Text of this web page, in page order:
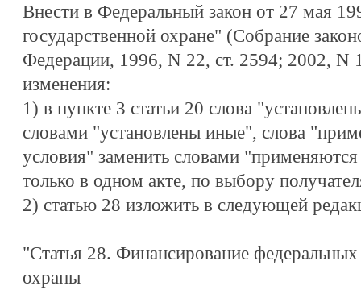
Внести в Федеральный закон от 27 мая
государственной охране" (Собрание
Федерации, 1996, N 22, ст. 2594; 2002, N
изменения:
1) в пункте 3 статьи 20 слова
словами "установлены иные", слова
условия" заменить словами
только в одном акте, по выбору
2) статью 28 изложить в следующей
"Статья 28. Финансирование федеральных
охраны